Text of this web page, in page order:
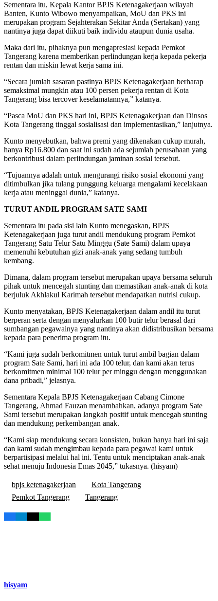
Sementara itu, Kepala Kantor BPJS Ketenagakerjaan wilayah
Banten, Kunto Wibowo menyampaikan, MoU dan PKS ini
merupakan program Sejahterakan Sekitar Anda (Sertakan) yang
nantinya juga dapat diikuti baik individu ataupun dunia usaha.
Maka dari itu, pihaknya pun mengapresiasi kepada Pemkot
Tangerang karena memberikan perlindungan kerja kepada pekerja
rentan dan miskin lewat kerja sama ini.
“Secara jumlah sasaran pastinya BPJS Ketenagakerjaan berharap
semaksimal mungkin atau 100 persen pekerja rentan di Kota
Tangerang bisa tercover keselamatannya,” katanya.
“Pasca MoU dan PKS hari ini, BPJS Ketenagakerjaan dan Dinsos
Kota Tangerang tinggal sosialisasi dan implementasikan,” lanjutnya.
Kunto menyebutkan, bahwa premi yang dikenakan cukup murah,
hanya Rp16.800 dan saat ini sudah ada sejumlah perusahaan yang
berkontribusi dalam perlindungan jaminan sosial tersebut.
“Tujuannya adalah untuk mengurangi risiko sosial ekonomi yang
ditimbulkan jika tulang punggung keluarga mengalami kecelakaan
kerja atau meninggal dunia,” katanya.
TURUT ANDIL PROGRAM SATE SAMI
Sementara itu pada sisi lain Kunto menegaskan, BPJS
Ketenagakerjaan juga turut andil mendukung program Pemkot
Tangerang Satu Telur Satu Minggu (Sate Sami) dalam upaya
memenuhi kebutuhan gizi anak-anak yang sedang tumbuh
kembang.
Dimana, dalam program tersebut merupakan upaya bersama seluruh
pihak untuk mencegah stunting dan memastikan anak-anak di kota
berjuluk Akhlakul Karimah tersebut mendapatkan nutrisi cukup.
Kunto menyatakan, BPJS Ketenagakerjaan dalam andil itu turut
berperan serta dengan menyalurkan 100 butir telur berasal dari
sumbangan pegawainya yang nantinya akan didistribusikan bersama
kepada para penerima program itu.
“Kami juga sudah berkomitmen untuk turut ambil bagian dalam
program Sate Sami, hari ini ada 100 telur, dan kami akan terus
berkomitmen minimal 100 telur per minggu dengan menggunakan
dana pribadi,” jelasnya.
Sementara Kepala BPJS Ketenagakerjaan Cabang Cimone
Tangerang, Ahmad Fauzan menambahkan, adanya program Sate
Sami tersebut merupakan langkah positif untuk mencegah stunting
dan mendukung perkembangan anak.
“Kami siap mendukung secara konsisten, bukan hanya hari ini saja
dan kami sudah mengimbau kepada para pegawai kami untuk
berpartisipasi melalui hal ini. Tentu untuk menciptakan anak-anak
sehat menuju Indonesia Emas 2045,” tukasnya. (hisyam)
bpjs ketenagakerjaan
Kota Tangerang
Pemkot Tangerang
Tangerang
hisyam